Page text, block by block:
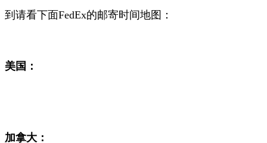
到请看下面FedEx的邮寄时间地图：
美国：
加拿大：